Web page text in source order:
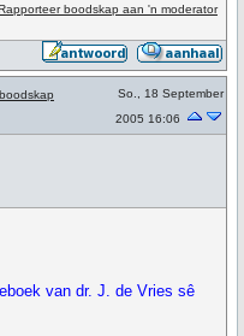
boodskap aan 'n moderator
boodskap
So., 18 September
2005 16:06
van dr. J. de Vries sê